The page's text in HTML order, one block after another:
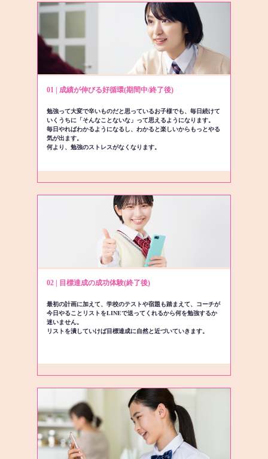
01 | 成績が伸びる好循環(期間中/終了後)
勉強って大変で辛いものだと思っているお子様でも、毎日続けて
いくうちに「そんなことないな」って思えるようになります。
毎日やればわかるようになるし、わかると楽しいからもっとやる
気が出ます。
何より、勉強のストレスがなくなります。
02 | 目標達成の成功体験(終了後)
最初の計画に加えて、学校のテストや宿題も踏まえて、コーチが
今日やることリストをLINEで送ってくれるから何を勉強するか
迷いません。
リストを潰していけば目標達成に自然と近づいていきます。